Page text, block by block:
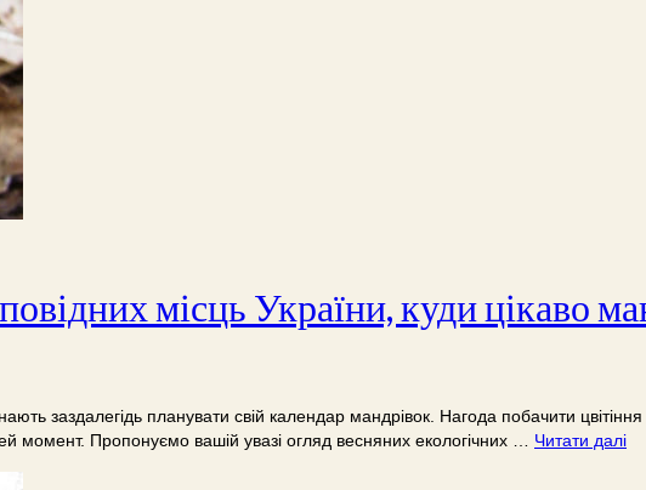
місць України, куди цікаво
заздалегідь планувати свій календар мандрівок. Нагода побачити
момент. Пропонуємо вашій увазі огляд весняних екологічних … Читати далі